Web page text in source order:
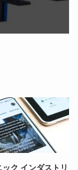
ック インダストリ